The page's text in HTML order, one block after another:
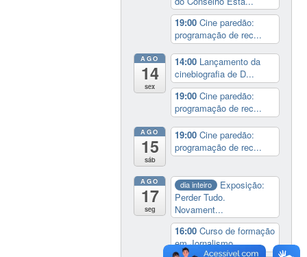
19:00Cine paredão:
programação de rec...
AGO
14
sex
14:00 Lançamento da
cinebiografia de D...
19:00Cine paredão:
programação de rec...
AGO
15
sáb
19:00Cine paredão:
programação de rec...
AGO
17
seg
dia inteiro
Exposição:
Perder Tudo.
Novament...
16:00Curso de formação
em Jornalismo ...